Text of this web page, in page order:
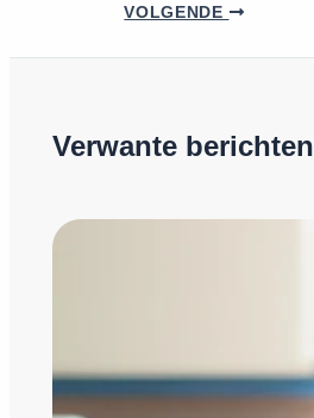
VOLGENDE
Verwante berichten